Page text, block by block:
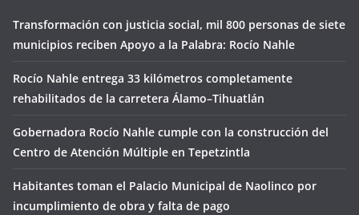
Transformación con justicia social, mil 800 personas de siete
municipios reciben Apoyo a la Palabra: Rocío Nahle
Rocío Nahle entrega 33 kilómetros completamente
rehabilitados de la carretera Álamo–Tihuatlán
Gobernadora Rocío Nahle cumple con la construcción del
Centro de Atención Múltiple en Tepetzintla
Habitantes toman el Palacio Municipal de Naolinco por
incumplimiento de obra y falta de pago